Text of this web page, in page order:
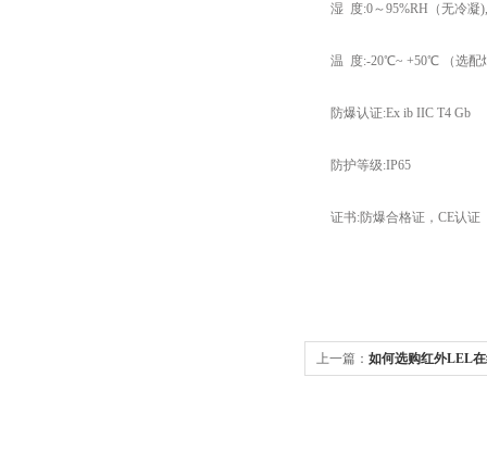
湿 度:0～95%RH（无冷凝),
温 度:-20℃~ +50℃ （选配烟
防爆认证:Ex ib IIC T4 Gb
防护等级:IP65
证书:防爆合格证，CE认证
上一篇： 如何选购红外LEL